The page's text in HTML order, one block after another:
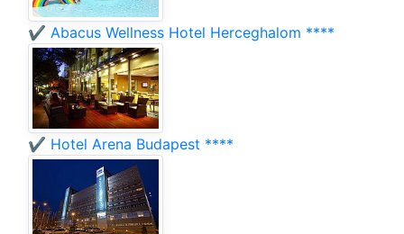
✔️ Abacus Wellness Hotel Herceghalom ****
✔️ Hotel Arena Budapest ****